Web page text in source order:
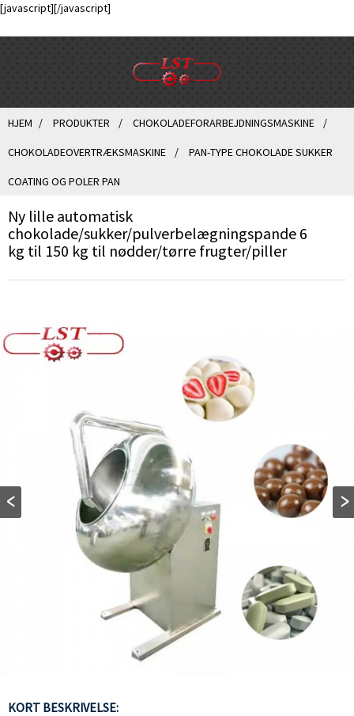
[javascript][/javascript]
HJEM PRODUKTER CHOKOLADEFORARBEJDNINGSMASKINE
CHOKOLADEOVERTRÆKSMASKINE PAN-TYPE CHOKOLADE SUKKER
COATING OG POLER PAN
Ny lille automatisk
chokolade/sukker/pulverbelægningspande 6
kg til 150 kg til nødder/tørre frugter/piller
KORT BESKRIVELSE: